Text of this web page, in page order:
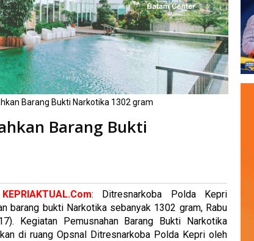
Barang Bukti Narkotika 1302 gram
Barang Bukti
KEPRIAKTUAL.Com: Ditresnarkoba Polda Kepri
barang bukti Narkotika sebanyak 1302 gram, Rabu
Kegiatan Pemusnahan Barang Bukti Narkotika
di ruang Opsnal Ditresnarkoba Polda Kepri oleh